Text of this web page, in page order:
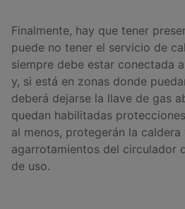
Finalmente, hay que tener
puede no tener el servicio de
siempre debe estar conectada
y, si está en zonas donde
deberá dejarse la llave de gas
quedan habilitadas
al menos, protegerán la
agarrotamientos del circulador
de uso.